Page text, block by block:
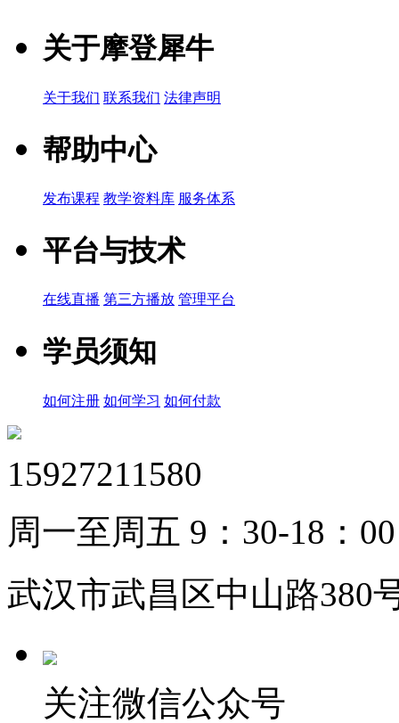
关于摩登犀牛
关于我们 联系我们 法律声明
帮助中心
发布课程 教学资料库 服务体系
平台与技术
在线直播 第三方播放 管理平台
学员须知
如何注册 如何学习 如何付款
15927211580
周一至周五 9：30-18：00
武汉市武昌区中山路380
关注微信公众号